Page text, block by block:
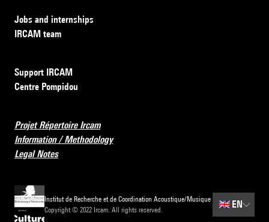
Jobs and internships
IRCAM team
Support IRCAM
Centre Pompidou
Projet Répertoire Ircam
Information / Methodology
Legal Notes
Institut de Recherche et de Coordination Acoustique/Musique
Copyright © 2022 Ircam. All rights reserved.
🇬🇧 EN